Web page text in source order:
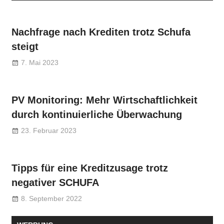
Nachfrage nach Krediten trotz Schufa
steigt
7. Mai 2023
PV Monitoring: Mehr Wirtschaftlichkeit
durch kontinuierliche Überwachung
23. Februar 2023
Tipps für eine Kreditzusage trotz
negativer SCHUFA
8. September 2022